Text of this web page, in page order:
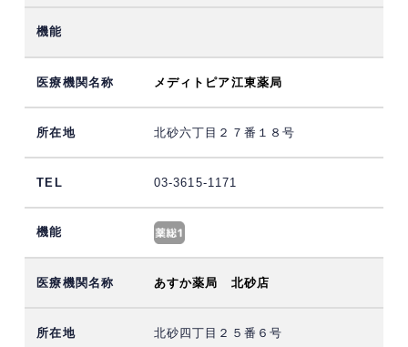
メディトピア江東薬局
北砂六丁目２７番１８号
03-3615-1171
あすか薬局 北砂店
北砂四丁目２５番６号